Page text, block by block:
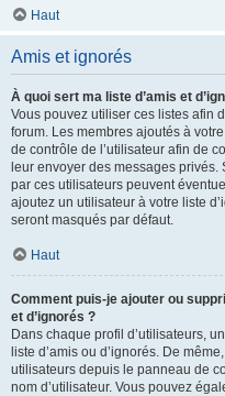
Haut
Amis et ignorés
À quoi sert ma liste d’amis et
Vous pouvez utiliser ces listes afin
forum. Les membres ajoutés à
de contrôle de l’utilisateur afin de
leur envoyer des messages
par ces utilisateurs peuvent
ajoutez un utilisateur à votre liste
seront masqués par défaut.
Haut
Comment puis-je ajouter ou
et d’ignorés ?
Dans chaque profil d’utilisateurs,
liste d’amis ou d’ignorés. De
utilisateurs depuis le panneau de
nom d’utilisateur. Vous pouvez